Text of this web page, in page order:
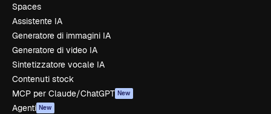
Spaces
Assistente IA
Generatore di immagini IA
Generatore di video IA
Sintetizzatore vocale IA
Contenuti stock
MCP per Claude/ChatGPT New
Agenti New